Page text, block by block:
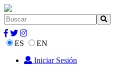
ES
EN
Iniciar Sesión